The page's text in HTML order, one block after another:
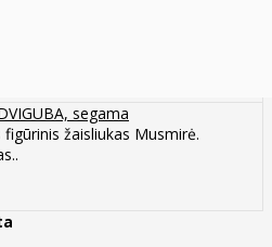
segama
žaisliukas Musmirė.